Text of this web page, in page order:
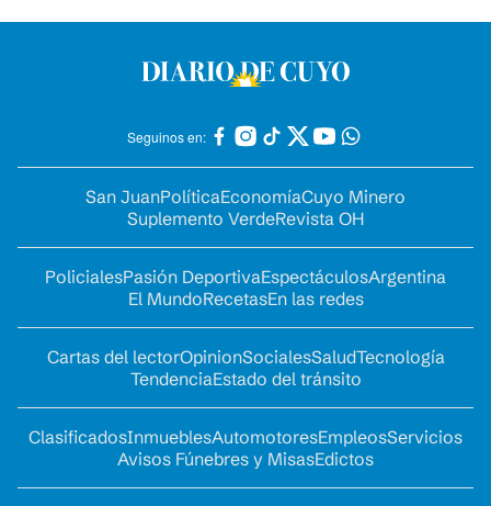
Seguinos en:
San JuanPolíticaEconomíaCuyo Minero
Suplemento VerdeRevista OH
PolicialesPasión DeportivaEspectáculosArgentina
El MundoRecetasEn las redes
Cartas del lectorOpinionSocialesSaludTecnología
TendenciaEstado del tránsito
ClasificadosInmueblesAutomotoresEmpleosServicios
Avisos Fúnebres y MisasEdictos